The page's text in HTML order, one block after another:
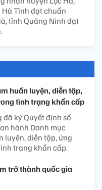
Tĩnh đạt chuẩn
tỉnh Quảng Ninh đạt
huấn luyện, diễn tập,
tình trạng khẩn cấp
đã ký Quyết định số
hành Danh mục
luyện, diễn tập, ứng
trạng khẩn cấp.
trở thành quốc gia